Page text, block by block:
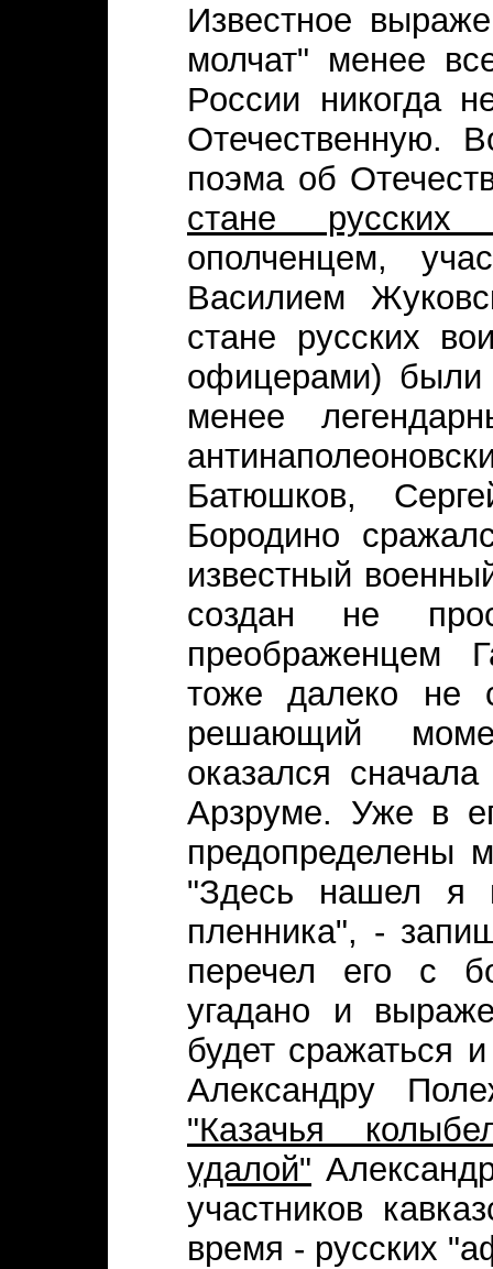
Известное
молчат" менее
России никогда
Отечественную.
поэма об
стане русских
ополченцем,
Василием
стане русских
офицерами) были
менее
Батюшков,
Бородино
известный
создан не
преображенцем
тоже далеко не
решающий
оказался
Арзруме. Уже в
предопределены
"Здесь нашел я
пленника", -
перечел его с
угадано и
будет сражаться
Александру
"Казачья
удалой"
участников
время - русских